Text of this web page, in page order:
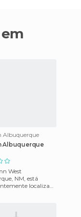
Albuquerque
Albuquerque
West
NM, está
localizado